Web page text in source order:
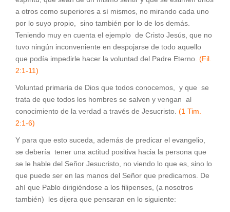
a otros como superiores a sí mismos, no mirando cada uno
por lo suyo propio, sino también por lo de los demás.
Teniendo muy en cuenta el ejemplo de Cristo Jesús, que no
tuvo ningún inconveniente en despojarse de todo aquello
que podía impedirle hacer la voluntad del Padre Eterno. (Fil.
2:1-11)
Voluntad primaria de Dios que todos conocemos, y que se
trata de que todos los hombres se salven y vengan al
conocimiento de la verdad a través de Jesucristo. (1 Tim.
2:1-6)
Y para que esto suceda, además de predicar el evangelio,
se debería tener una actitud positiva hacia la persona que
se le hable del Señor Jesucristo, no viendo lo que es, sino lo
que puede ser en las manos del Señor que predicamos. De
ahí que Pablo dirigiéndose a los filipenses, (a nosotros
también) les dijera que pensaran en lo siguiente: